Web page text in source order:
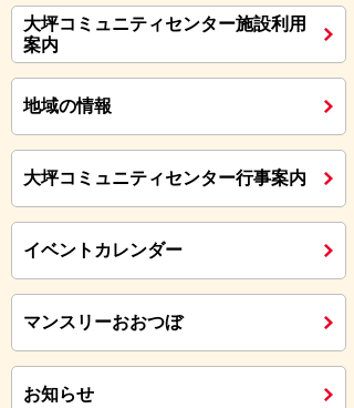
大坪コミュニティセンター施設利用
案内
地域の情報
大坪コミュニティセンター行事案内
イベントカレンダー
マンスリーおおつぼ
お知らせ